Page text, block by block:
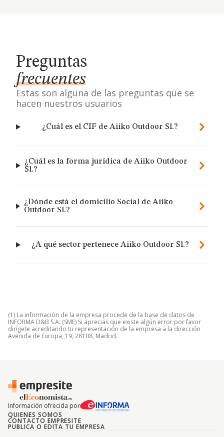
Preguntas
frecuentes
Estas son alguna de las preguntas que se
hacen nuestros usuarios
¿Cuál es el CIF de Aiiko Outdoor Sl.?
¿Cuál es la forma jurídica de Aiiko Outdoor
Sl.?
¿Dónde está el domicilio Social de Aiiko
Outdoor Sl.?
¿A qué sector pertenece Aiiko Outdoor Sl.?
(1) La información de la empresa procede de la base de datos de
INFORMA D&B S.A. (SME) Si aprecias que existe algún error por favor
dirígete acreditando tu representación de la empresa a la dirección
Avenida de Europa, 19, 28108, Madrid.
Información ofrecida por
QUIENES SOMOS
CONTACTO EMPRESITE
PUBLICA O EDITA TU EMPRESA